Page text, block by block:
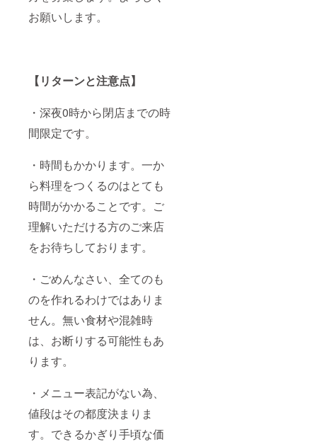
お願いします。
【リターンと注意点】
・深夜0時から閉店までの時
間限定です。
・時間もかかります。一か
ら料理をつくるのはとても
時間がかかることです。ご
理解いただける方のご来店
をお待ちしております。
・ごめんなさい、全てのも
のを作れるわけではありま
せん。無い食材や混雑時
は、お断りする可能性もあ
ります。
・メニュー表記がない為、
値段はその都度決まりま
す。できるかぎり手頃な価